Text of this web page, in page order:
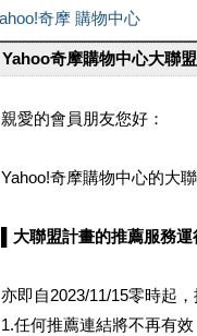
Yahoo奇摩購物中心大聯
親愛的會員朋友您好：
Yahoo!奇摩購物中心的大
▌大聯盟計畫的推薦服務
亦即自2023/11/15零時起
1.任何推薦連結將不再有